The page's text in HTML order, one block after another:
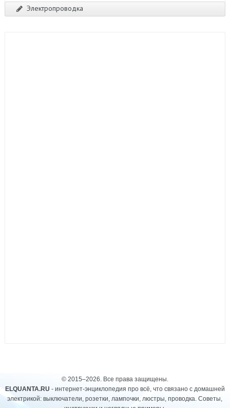
Электропроводка
© 2015–2026. Все права защищены.
ELQUANTA.RU - интернет-энциклопедия про всё, что связано с домашней
электрикой: выключатели, розетки, лампочки, люстры, проводка. Советы,